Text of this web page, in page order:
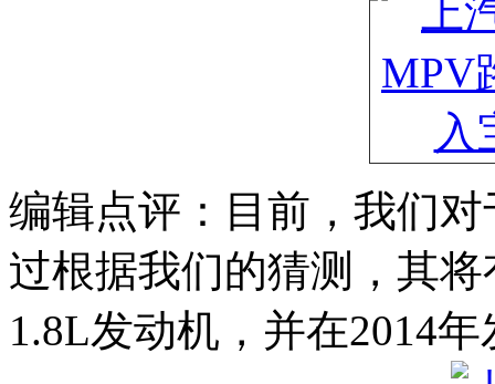
编辑点评：目前，我们
过根据我们的猜测，其将
1.8L发动机，并在2014